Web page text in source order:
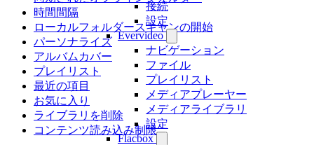
接続
設定
Evervideo
ナビゲーション
ファイル
プレイリスト
メディアプレーヤー
メディアライブラリ
設定
Flacbox
時間間隔
ローカルフォルダースキャンの開始
パーソナライズ
アルバムカバー
プレイリスト
最近の項目
お気に入り
ライブラリを削除
コンテンツ読み込み制限